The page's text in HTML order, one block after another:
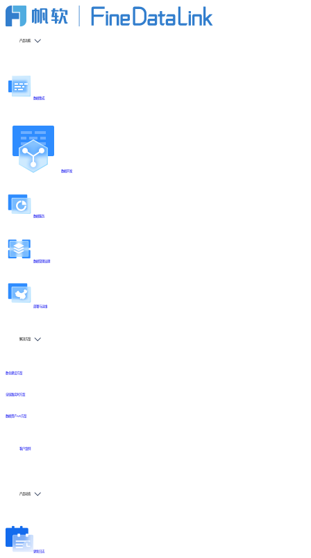
产品功能
数据集成
数据开发
数据服务
数据管理治理
部署与运维
解决方案
数仓建设方案
全链路实时方案
数据资产API方案
客户案例
产品动态
更新日志